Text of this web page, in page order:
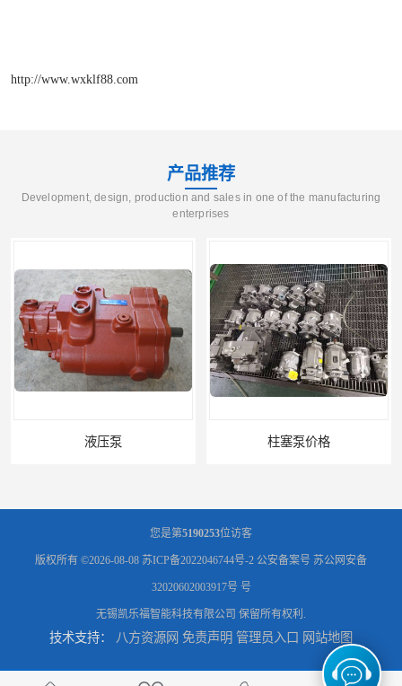
http://www.wxklf88.com
产品推荐
Development, design, production and sales in one of the manufacturing
enterprises
液压泵报价 液压泵价格
您是第5190253位访客
版权所有 ©2026-08-08 苏ICP备2022046744号-2 公安备案号 苏公网安备
32020602003917号 号
无锡凯乐福智能科技有限公司 保留所有权利.
技术支持： 八方资源网 免责声明 管理员入口 网站地图